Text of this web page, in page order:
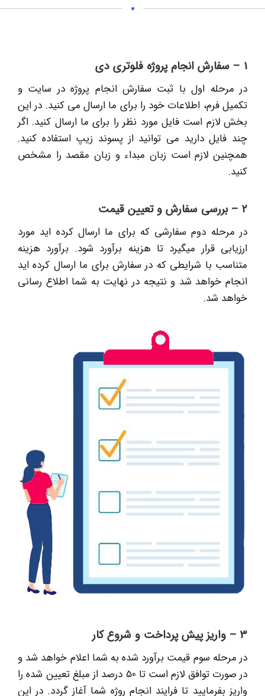
1 – سفارش انجام پروژه فلوتری دی
در مرحله اول با ثبت سفارش انجام پروژه در سایت و
تکمیل فرم، اطلاعات خود را برای ما ارسال می کنید. در این
بخش لازم است فایل مورد نظر را برای ما ارسال کنید. اگر
چند فایل دارید می توانید از پسوند زیپ استفاده کنید.
همچنین لازم است زبان مبداء و زبان مقصد را مشخص
کنید.
2 – بررسی سفارش و تعیین قیمت
در مرحله دوم سفارشی که برای ما ارسال کرده اید مورد
ارزیابی قرار میگیرد تا هزینه برآورد شود. برآورد هزینه
متناسب با شرایطی که در سفارش برای ما ارسال کرده اید
انجام خواهد شد و نتیجه در نهایت به شما اطلاع رسانی
خواهد شد.
3 – واریز پیش پرداخت و شروع کار
در مرحله سوم قیمت برآورد شده به شما اعلام خواهد شد و
در صورت توافق لازم است تا 50 درصد از مبلغ تعیین شده را
واریز بفرمایید تا فرایند انجام روژه شما آغاز گردد. در این